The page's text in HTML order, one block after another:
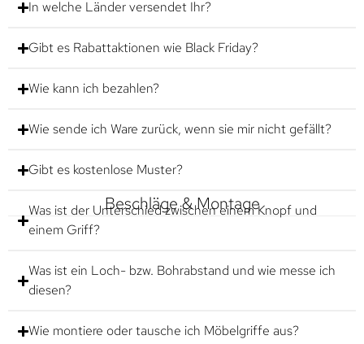
In welche Länder versendet Ihr?
Gibt es Rabattaktionen wie Black Friday?
Wie kann ich bezahlen?
Wie sende ich Ware zurück, wenn sie mir nicht gefällt?
Gibt es kostenlose Muster?
Beschläge & Montage
Was ist der Unterschied zwischen einem Knopf und
einem Griff?
Was ist ein Loch- bzw. Bohrabstand und wie messe ich
diesen?
Wie montiere oder tausche ich Möbelgriffe aus?